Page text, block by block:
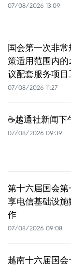
07/08/2026 13:09
国会第一次非
策适用范围内的
议配套服务项
07/08/2026 11:27
☕️越通社新闻下
07/08/2026 09:39
第十六届国会
享电信基础设
作
07/08/2026 09:08
越南十六届国